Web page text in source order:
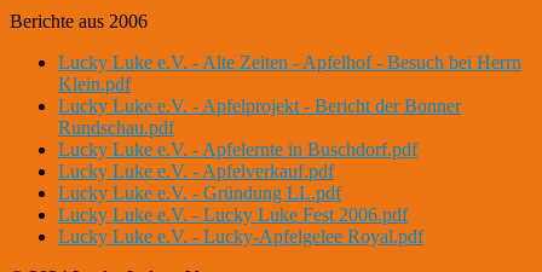
Berichte aus 2006
Lucky Luke e.V. - Alte Zeiten - Apfelhof - Besuch bei Herrn
Klein.pdf
Lucky Luke e.V. - Apfelprojekt - Bericht der Bonner
Rundschau.pdf
Lucky Luke e.V. - Apfelernte in Buschdorf.pdf
Lucky Luke e.V. - Apfelverkauf.pdf
Lucky Luke e.V. - Gründung LL.pdf
Lucky Luke e.V. - Lucky Luke Fest 2006.pdf
Lucky Luke e.V. - Lucky-Apfelgelee Royal.pdf